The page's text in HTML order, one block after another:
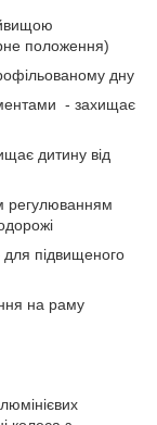
положення)
дну
- захищає
дитину від
регулюванням
для підвищеного
на раму